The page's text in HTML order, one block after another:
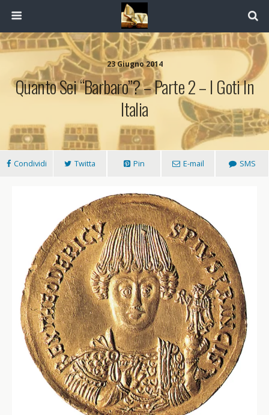
23 Giugno 2014
Quanto Sei “barbaro”? – Parte 2 – I Goti In
Italia
Condividi Twitta Pin E-mail SMS